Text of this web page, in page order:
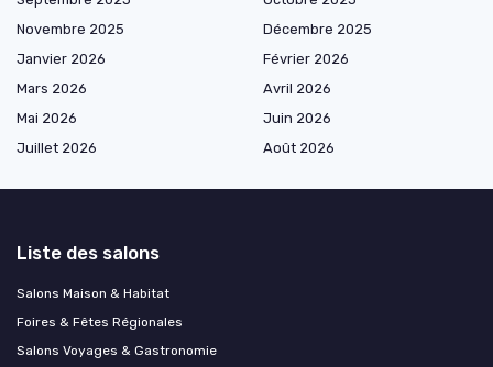
Novembre 2025
Décembre 2025
Janvier 2026
Février 2026
Mars 2026
Avril 2026
Mai 2026
Juin 2026
Juillet 2026
Août 2026
Liste des salons
Salons Maison & Habitat
Foires & Fêtes Régionales
Salons Voyages & Gastronomie